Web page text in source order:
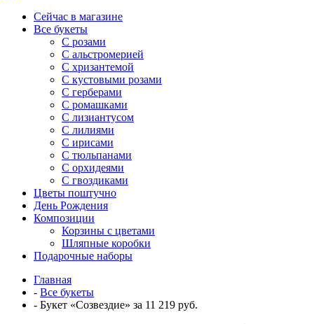
Сейчас в магазине
Все букеты
C розами
С альстромерией
С хризантемой
С кустовыми розами
С герберами
С ромашками
С лизиантусом
С лилиями
С ирисами
С тюльпанами
С орхидеями
С гвоздиками
Цветы поштучно
День Рождения
Композиции
Корзины с цветами
Шляпные коробки
Подарочные наборы
Главная
- Все букеты
- Букет «Созвездие» за 11 219 руб.